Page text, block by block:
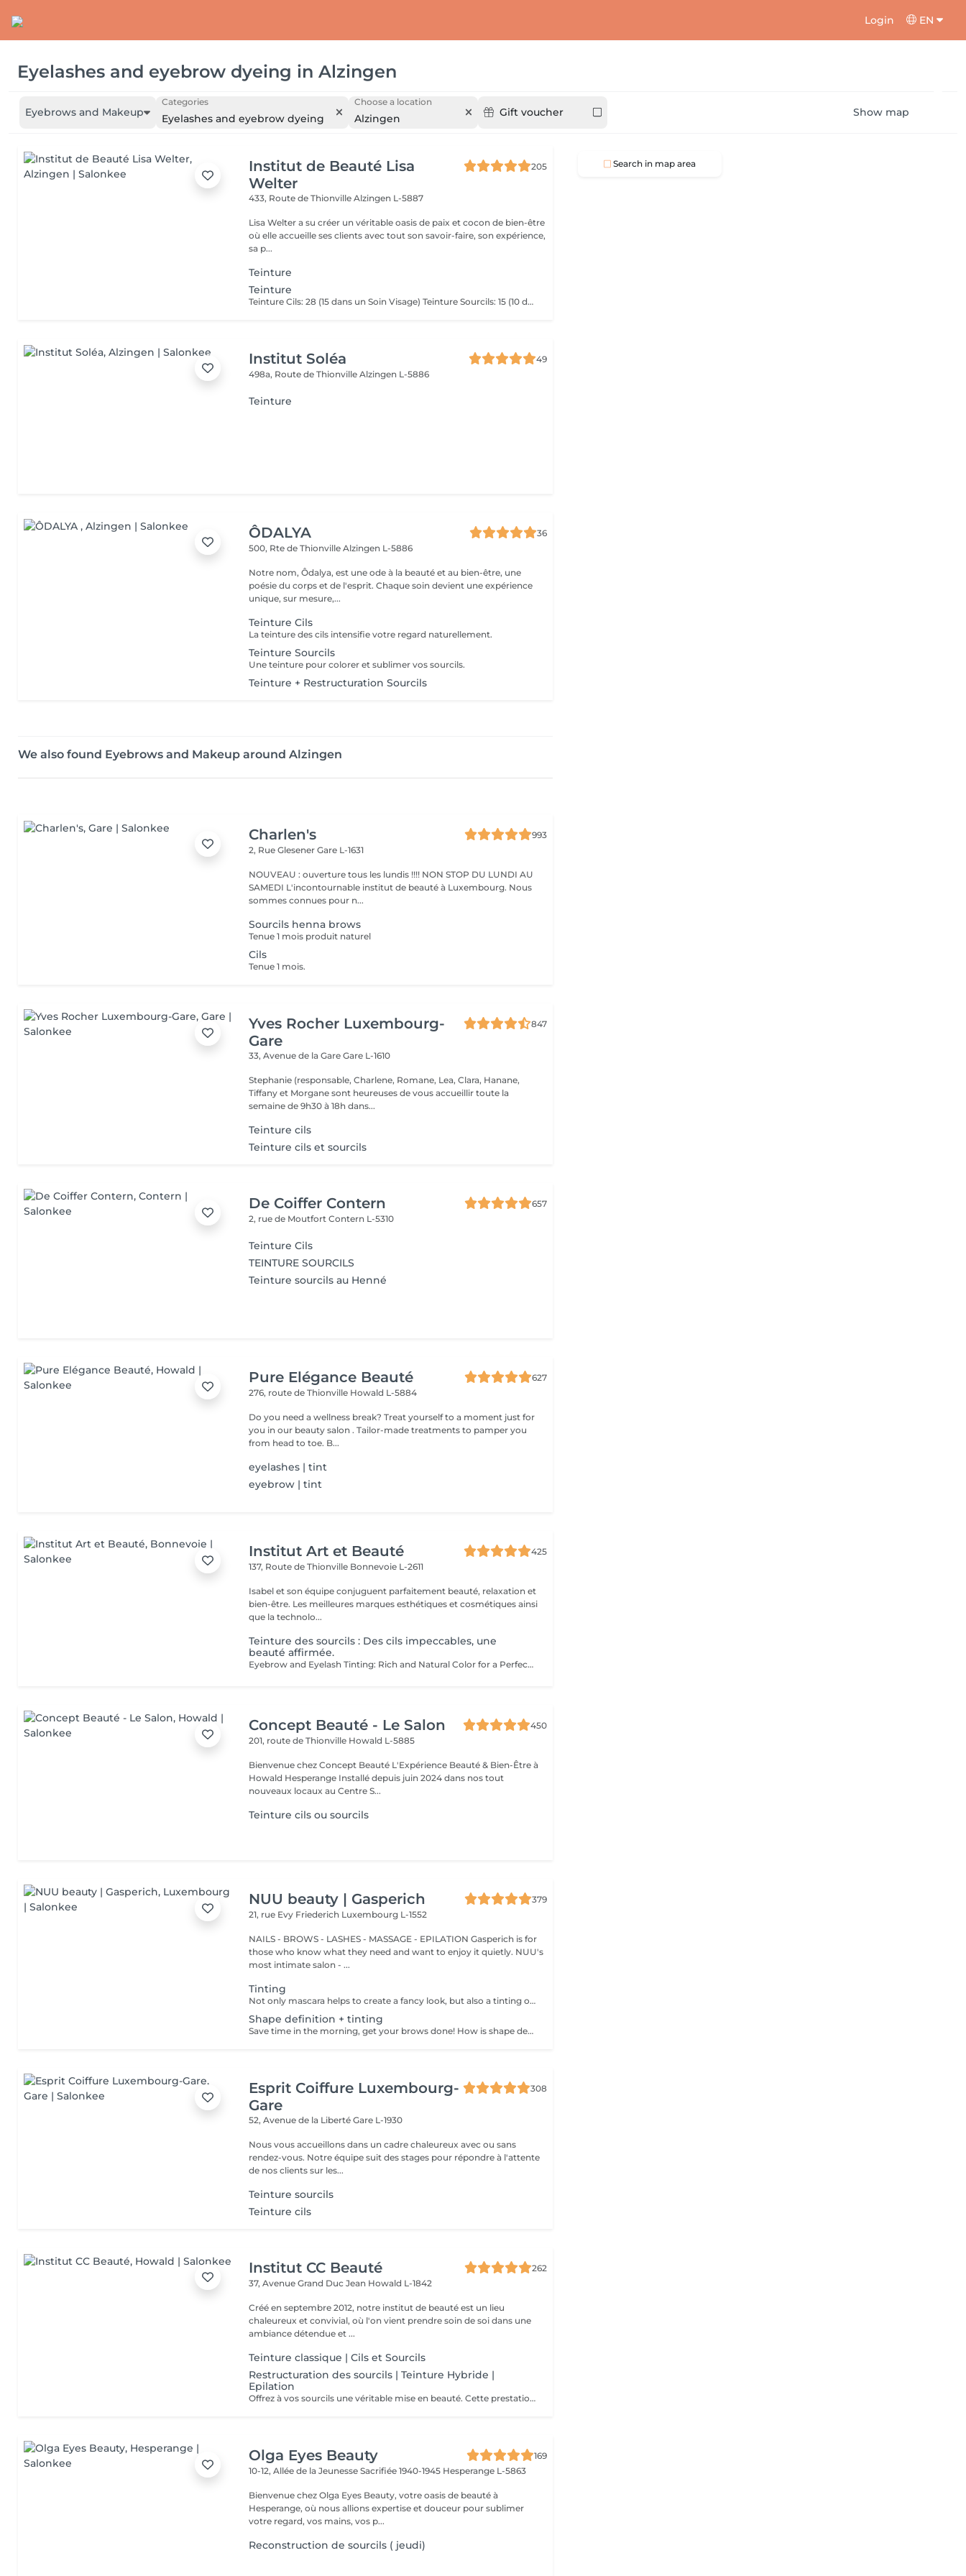
Login EN
Eyelashes and eyebrow dyeing in Alzingen
Eyebrows and Makeup
Categories
Eyelashes and eyebrow dyeing
Choose a location
Alzingen Gift voucher Show map
Institut de Beauté Lisa
Welter
205
433, Route de ThionvilleAlzingen L-5887
Lisa Welter a su créer un véritable oasis de paix et cocon de bien-être
où elle accueille ses clients avec tout son savoir-faire, son expérience,
sa p...
Teinture
Teinture
Teinture Cils: 28 (15 dans un Soin Visage) Teinture Sourcils: 15 (10 dans un Soin Visage)
Institut Soléa
49
498a, Route de ThionvilleAlzingen L-5886
Teinture
ÔDALYA
36
500, Rte de ThionvilleAlzingen L-5886
Notre nom, Ôdalya, est une ode à la beauté et au bien-être, une
poésie du corps et de l'esprit. Chaque soin devient une expérience
unique, sur mesure,...
Teinture Cils
La teinture des cils intensifie votre regard naturellement.
Teinture Sourcils
Une teinture pour colorer et sublimer vos sourcils.
Teinture + Restructuration Sourcils
We also found Eyebrows and Makeup around Alzingen
Charlen's
993
2, Rue GlesenerGare L-1631
NOUVEAU : ouverture tous les lundis !!!! NON STOP DU LUNDI AU
SAMEDI L'incontournable institut de beauté à Luxembourg. Nous
sommes connues pour n...
Sourcils henna brows
Tenue 1 mois produit naturel
Cils
Tenue 1 mois.
Yves Rocher Luxembourg-
Gare
847
33, Avenue de la GareGare L-1610
Stephanie (responsable, Charlene, Romane, Lea, Clara, Hanane,
Tiffany et Morgane sont heureuses de vous accueillir toute la
semaine de 9h30 à 18h dans...
Teinture cils
Teinture cils et sourcils
De Coiffer Contern
657
2, rue de MoutfortContern L-5310
Teinture Cils
TEINTURE SOURCILS
Teinture sourcils au Henné
Pure Elégance Beauté
627
276, route de Thionville Howald L-5884
Do you need a wellness break? Treat yourself to a moment just for
you in our beauty salon . Tailor-made treatments to pamper you
from head to toe. B...
eyelashes | tint
eyebrow | tint
Institut Art et Beauté
425
137, Route de Thionville Bonnevoie L-2611
Isabel et son équipe conjuguent parfaitement beauté, relaxation et
bien-être. Les meilleures marques esthétiques et cosmétiques ainsi
que la technolo...
Teinture des sourcils : Des cils impeccables, une
beauté affirmée.
Eyebrow and Eyelash Tinting: Rich and Natural Color for a Perfectly Defined and Long-Lasting Look Rich Color: Our tints provide intense, natural colors that enhance your eyebrows and eyelashes with deep, elegant shades. Perfect Definition: The formula is designed to define your eyebrows and eyelashes with precision, creating a perfectly structured and harmonious shape. Exceptional Longevity: Enjoy a long-lasting color that remains vibrant and resistant, ensuring a flawless look for an extended period. The tinting is carefully applied by our estheticians, ensuring a uniform and natural result. Indulge in the luxury of a perfectly defined look and highlight your eyes like never before.
Concept Beauté - Le Salon
450
201, route de Thionville Howald L-5885
Bienvenue chez Concept Beauté L'Expérience Beauté & Bien-Être à
Howald Hesperange Installé depuis juin 2024 dans nos tout
nouveaux locaux au Centre S...
Teinture cils ou sourcils
NUU beauty | Gasperich
379
21, rue Evy Friederich Luxembourg L-1552
NAILS - BROWS - LASHES - MASSAGE - EPILATION Gasperich is for
those who know what they need and want to enjoy it quietly. NUU's
most intimate salon - ...
Tinting
Not only mascara helps to create a fancy look, but also a tinting of your lashes! How is the lash tinting done? - lashes are washed - eye cream is applied - the tape and patches are applied - tinting - the tape and patches are removed Age restrictions: recommended to do from 14 years. Post procedure recommendations: do not wet eyelashes 24 hours after the procedure. Frequency: once in 2-3 weeks.
Shape definition + tinting
Save time in the morning, get your brows done! How is shape definition + tinting done? - consultation is performed - brows are washed - excess hair is removed with wax - excess hair is removed with tweezers - tinting is performed - excess paint is removed - brows are styled Age restrictions: recommended to do from 14 years. Post procedure recommendations: do not wash brows and do not put on makeup for 12 hours. Frequency: once in 3-4 weeks.
Esprit Coiffure Luxembourg-
Gare
308
52, Avenue de la LibertéGare L-1930
Nous vous accueillons dans un cadre chaleureux avec ou sans
rendez-vous. Notre équipe suit des stages pour répondre à l'attente
de nos clients sur les...
Teinture sourcils
Teinture cils
Institut CC Beauté
262
37, Avenue Grand Duc Jean Howald L-1842
Créé en septembre 2012, notre institut de beauté est un lieu
chaleureux et convivial, où l'on vient prendre soin de soi dans une
ambiance détendue et ...
Teinture classique | Cils et Sourcils
Restructuration des sourcils | Teinture Hybride |
Epilation
Offrez à vos sourcils une véritable mise en beauté. Cette prestation comprend : Le tracé personnalisé : étude de la morphologie du visage et dessin de la forme idéale pour harmoniser le regard. La teinture hybride : coloration pour intensifier la ligne du sourcil, combler visuellement les zones clairsemées et apporter plus de définition. L'épilation : suppression précise des poils indésirables afin d'obtenir une ligne nette, équilibrée et parfaitement structurée.
Olga Eyes Beauty
169
10-12, Allée de la Jeunesse Sacrifiée 1940-1945 Hesperange L-5863
Bienvenue chez Olga Eyes Beauty, votre oasis de beauté à
Hesperange, où nous allions expertise et douceur pour sublimer
votre regard, vos mains, vos p...
Reconstruction de sourcils ( jeudi)
Search in map area